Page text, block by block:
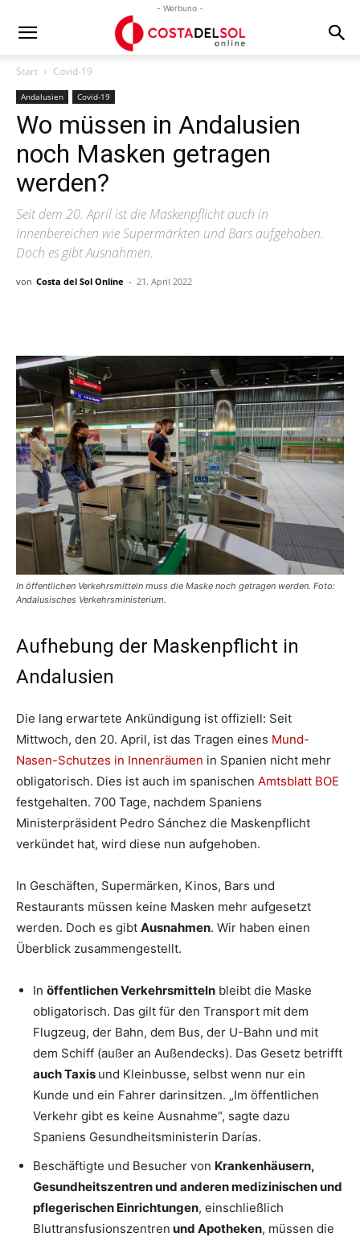
- Werbung -
Start Covid-19
Andalusien Covid-19
Wo müssen in Andalusien
noch Masken getragen
werden?
Seit dem 20. April ist die Maskenpflicht auch in
Innenbereichen wie Supermärkten und Bars aufgehoben.
Doch es gibt Ausnahmen.
von Costa del Sol Online - 21. April 2022
In öffentlichen Verkehrsmitteln muss die Maske noch getragen werden. Foto:
Andalusisches Verkehrsministerium.
Aufhebung der Maskenpflicht in
Andalusien
Die lang erwartete Ankündigung ist offiziell: Seit
Mittwoch, den 20. April, ist das Tragen eines Mund-
Nasen-Schutzes in Innenräumen in Spanien nicht mehr
obligatorisch. Dies ist auch im spanischen Amtsblatt BOE
festgehalten. 700 Tage, nachdem Spaniens
Ministerpräsident Pedro Sánchez die Maskenpflicht
verkündet hat, wird diese nun aufgehoben.
In Geschäften, Supermärken, Kinos, Bars und
Restaurants müssen keine Masken mehr aufgesetzt
werden. Doch es gibt Ausnahmen. Wir haben einen
Überblick zusammengestellt.
In öffentlichen Verkehrsmitteln bleibt die Maske
obligatorisch. Das gilt für den Transport mit dem
Flugzeug, der Bahn, dem Bus, der U-Bahn und mit
dem Schiff (außer an Außendecks). Das Gesetz betrifft
auch Taxis und Kleinbusse, selbst wenn nur ein
Kunde und ein Fahrer darinsitzen. „Im öffentlichen
Verkehr gibt es keine Ausnahme“, sagte dazu
Spaniens Gesundheitsministerin Darías.
Beschäftigte und Besucher von Krankenhäusern,
Gesundheitszentren und anderen medizinischen und
pflegerischen Einrichtungen, einschließlich
Bluttransfusionszentren und Apotheken, müssen die